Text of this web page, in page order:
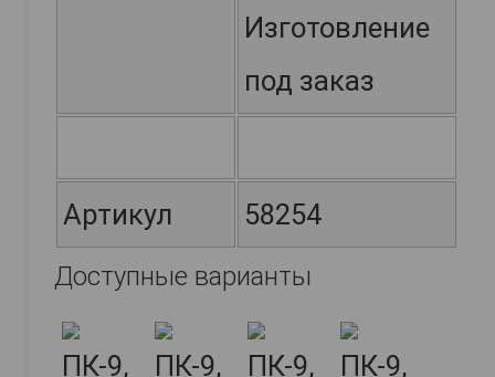
Изготовление
под заказ
Артикул 58254
Доступные варианты